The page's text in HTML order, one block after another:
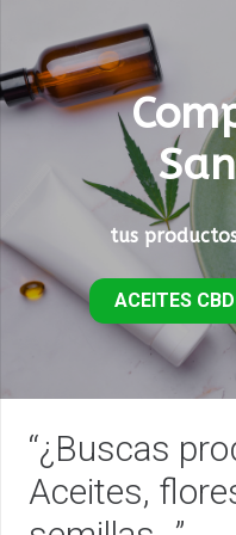
tus
ACEITES CBD
“¿Buscas
Aceites,